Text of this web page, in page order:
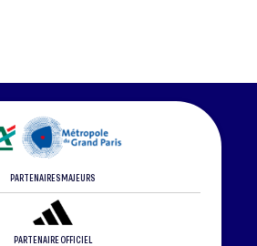
PARTENAIRES MAJEURS
PARTENAIRE OFFICIEL